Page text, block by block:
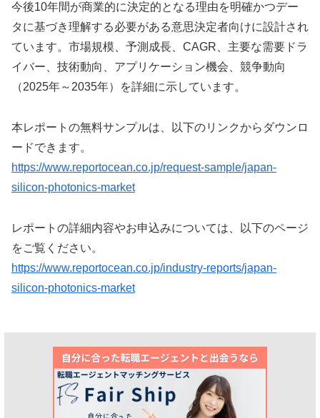
今後10年間が商業的に決定的となる理由を明確かつデー
タに基づき理解する必要がある意思決定者向けに設計され
ています。市場規模、予測成長、CAGR、主要な需要ドラ
イバー、技術動向、アプリケーション機会、競争動向
（2025年～2035年）を詳細に示しています。
本レポートの無料サンプルは、以下のリンクからダウンロ
ードできます。
https://www.reportocean.co.jp/request-sample/japan-
silicon-photonics-market
レポートの詳細内容やお申込みについては、以下のページ
をご覧ください。
https://www.reportocean.co.jp/industry-reports/japan-
silicon-photonics-market